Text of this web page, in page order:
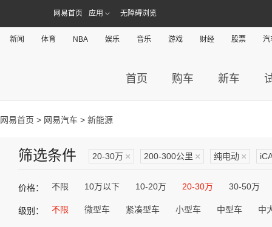
网易首页 应用 无障碍浏览
新闻 体育 NBA 娱乐 音乐 游戏 财经 股票 汽
首页 购车 新车
网易首页 > 网易汽车 > 新能源
筛选条件 20-30万 × 200-300公里 × 纯电动 ×
价格： 不限 10万以下 10-20万 20-30万 30-50万
级别： 不限 微型车 紧凑型车 小型车 中型车 中